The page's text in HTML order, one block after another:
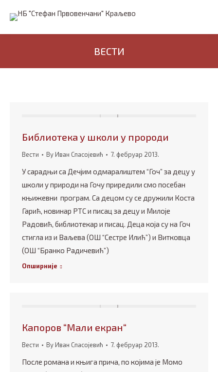
ВЕСТИ
Библиотека у школи у пророди
Вести ByИван Спасојевић 7. фебруар 2013.
У сарадњи са Дечјим одмаралиштем “Гоч” за децу у
школи у природи на Гочу приредили смо посебан
књижевни програм. Са децом су се дружили Коста
Гарић, новинар РТС и писац за децу и Милоје
Радовић, библиотекар и писац. Деца која су на Гоч
стигла из и Ваљева (ОШ “Сестре Илић”) и Витковца
(ОШ “Бранко Радичевић”)
Опширније
Капоров “Мали екран“
Вести ByИван Спасојевић 7. фебруар 2013.
После романа и књига прича, по којима је Момо